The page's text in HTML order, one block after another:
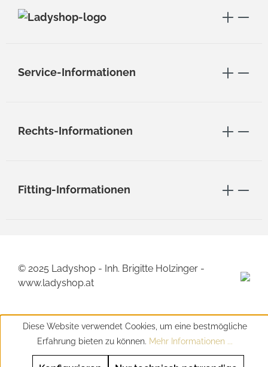
Service-Informationen
Rechts-Informationen
Fitting-Informationen
© 2025 Ladyshop - Inh. Brigitte Holzinger -
www.ladyshop.at
Diese Website verwendet Cookies, um eine bestmögliche
Erfahrung bieten zu können. Mehr Informationen ...